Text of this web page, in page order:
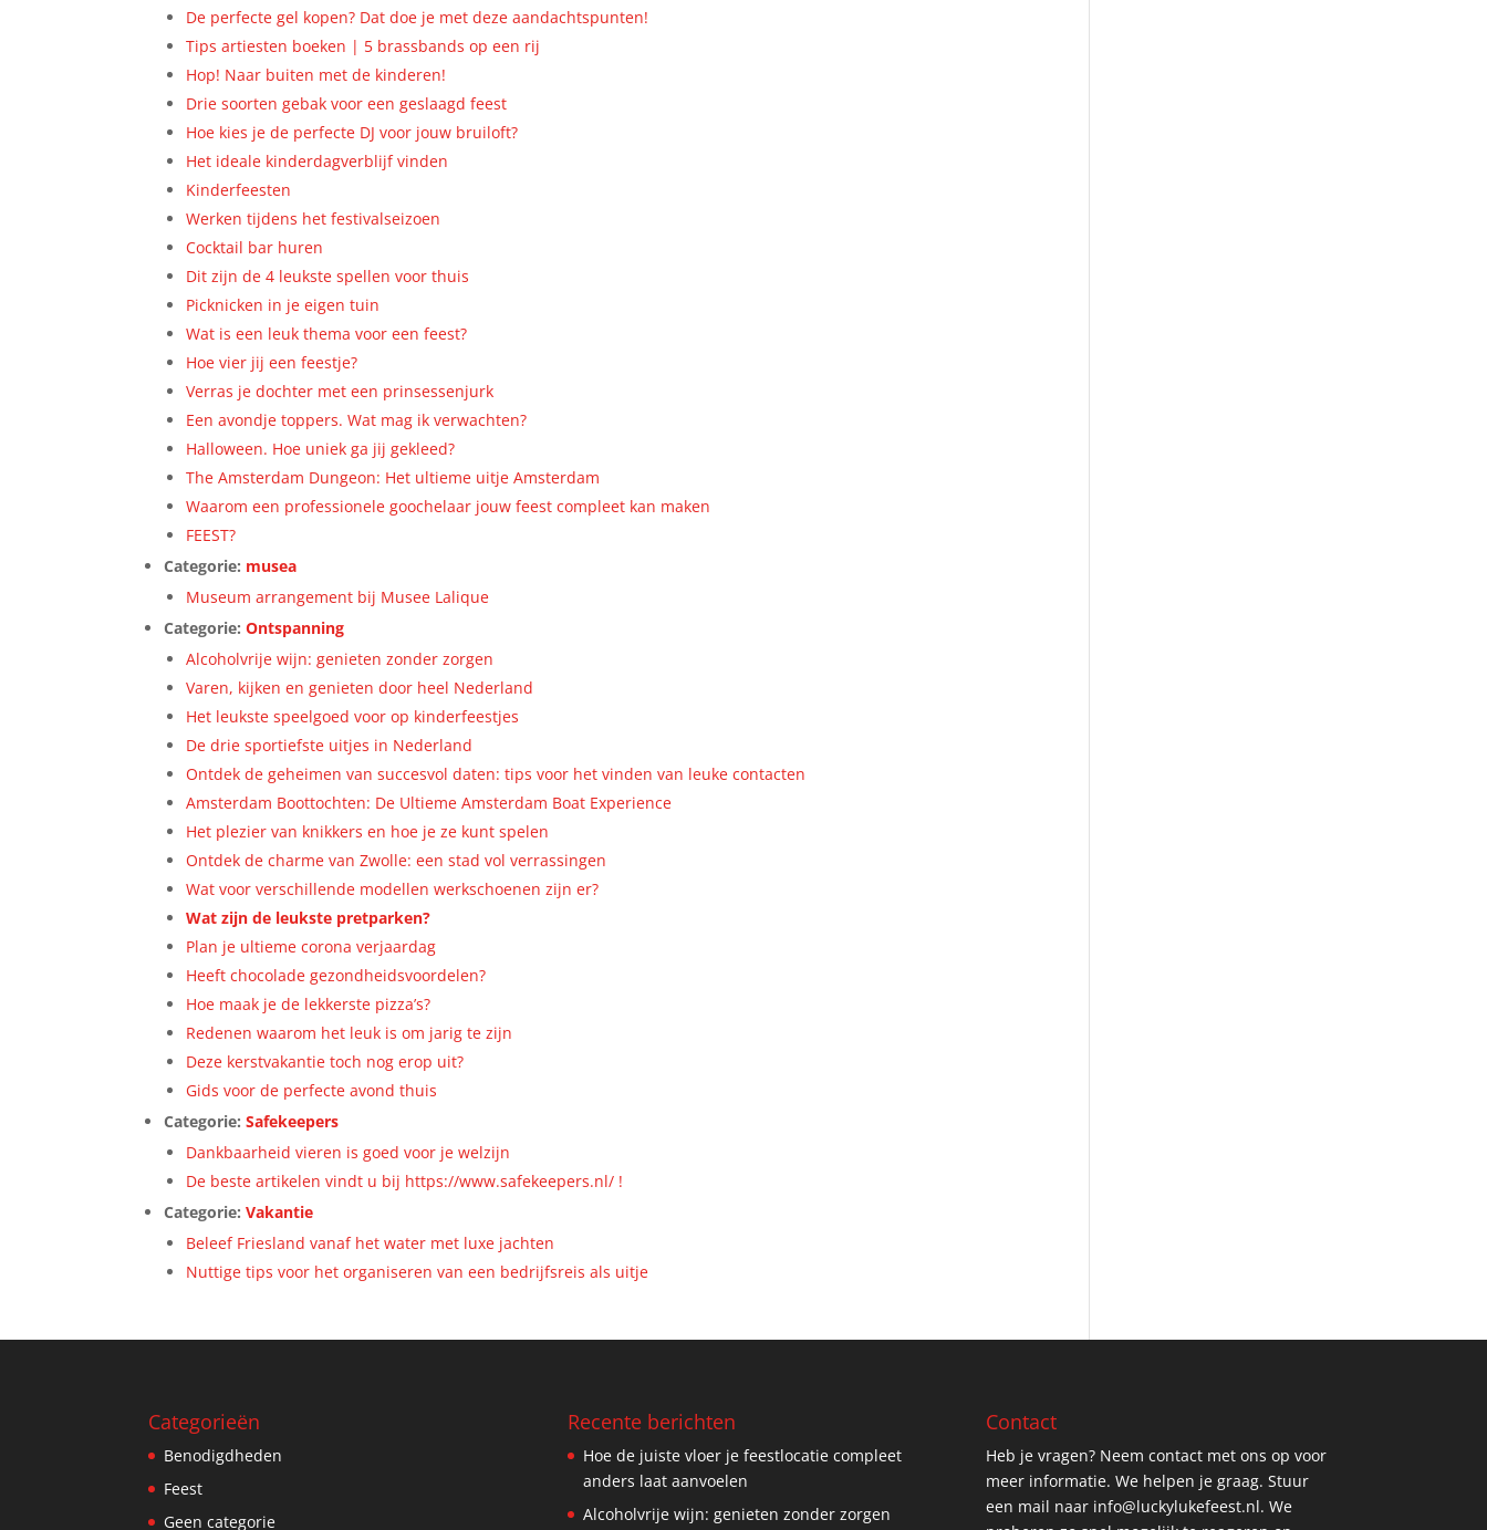
De perfecte gel kopen? Dat doe je met deze aandachtspunten!
Tips artiesten boeken | 5 brassbands op een rij
Hop! Naar buiten met de kinderen!
Drie soorten gebak voor een geslaagd feest
Hoe kies je de perfecte DJ voor jouw bruiloft?
Het ideale kinderdagverblijf vinden
Kinderfeesten
Werken tijdens het festivalseizoen
Cocktail bar huren
Dit zijn de 4 leukste spellen voor thuis
Picknicken in je eigen tuin
Wat is een leuk thema voor een feest?
Hoe vier jij een feestje?
Verras je dochter met een prinsessenjurk
Een avondje toppers. Wat mag ik verwachten?
Halloween. Hoe uniek ga jij gekleed?
The Amsterdam Dungeon: Het ultieme uitje Amsterdam
Waarom een professionele goochelaar jouw feest compleet kan maken
FEEST?
Categorie: musea
Museum arrangement bij Musee Lalique
Categorie:Ontspanning
Alcoholvrije wijn: genieten zonder zorgen
Varen, kijken en genieten door heel Nederland
Het leukste speelgoed voor op kinderfeestjes
De drie sportiefste uitjes in Nederland
Ontdek de geheimen van succesvol daten: tips voor het vinden van leuke contacten
Amsterdam Boottochten: De Ultieme Amsterdam Boat Experience
Het plezier van knikkers en hoe je ze kunt spelen
Ontdek de charme van Zwolle: een stad vol verrassingen
Wat voor verschillende modellen werkschoenen zijn er?
Wat zijn de leukste pretparken?
Plan je ultieme corona verjaardag
Heeft chocolade gezondheidsvoordelen?
Hoe maak je de lekkerste pizza’s?
Redenen waarom het leuk is om jarig te zijn
Deze kerstvakantie toch nog erop uit?
Gids voor de perfecte avond thuis
Categorie:Safekeepers
Dankbaarheid vieren is goed voor je welzijn
De beste artikelen vindt u bij https://www.safekeepers.nl/ !
Categorie:Vakantie
Beleef Friesland vanaf het water met luxe jachten
Nuttige tips voor het organiseren van een bedrijfsreis als uitje
Categorieën
Benodigdheden
Feest
Geen categorie
Recente berichten
Hoe de juiste vloer je feestlocatie compleet
anders laat aanvoelen
Alcoholvrije wijn: genieten zonder zorgen
Contact
Heb je vragen? Neem contact met ons op voor
meer informatie. We helpen je graag. Stuur
een mail naar info@luckylukefeest.nl. We